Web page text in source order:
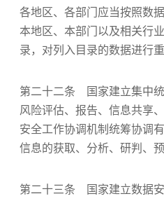
各地区、各部门应当按照数
本地区、本部门以及相关行
录，对列入目录的数据进行重
第二十二条 国家建立集中
风险评估、报告、信息共享
安全工作协调机制统筹协调
信息的获取、分析、研判、预
第二十三条 国家建立数据